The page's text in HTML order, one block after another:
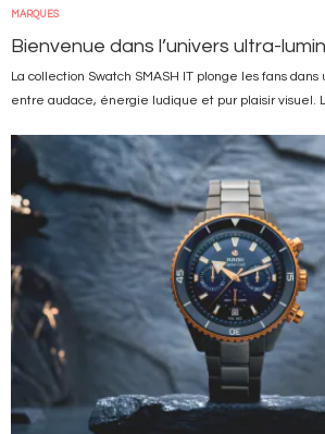
MARQUES
Bienvenue dans l’univers ultra-
La collection Swatch SMASH IT plonge les fans
entre audace, énergie ludique et pur plaisir visuel.
Image